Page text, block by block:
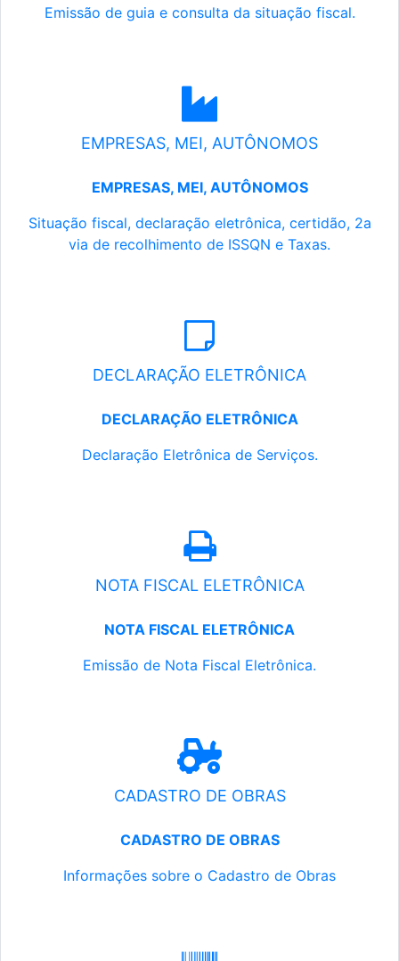
Emissão de guia e consulta da situação fiscal.
EMPRESAS, MEI, AUTÔNOMOS
EMPRESAS, MEI, AUTÔNOMOS
Situação fiscal, declaração eletrônica, certidão, 2a
via de recolhimento de ISSQN e Taxas.
DECLARAÇÃO ELETRÔNICA
DECLARAÇÃO ELETRÔNICA
Declaração Eletrônica de Serviços.
NOTA FISCAL ELETRÔNICA
NOTA FISCAL ELETRÔNICA
Emissão de Nota Fiscal Eletrônica.
CADASTRO DE OBRAS
CADASTRO DE OBRAS
Informações sobre o Cadastro de Obras